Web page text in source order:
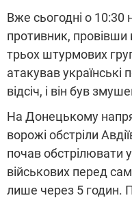
Вже сьогодні о 10:30
противник, провівши
трьох штурмових
атакував українські
відсіч, і він був
На Донецькому
ворожі обстріли
почав обстрілювати
військових перед
лише через 5 годин.